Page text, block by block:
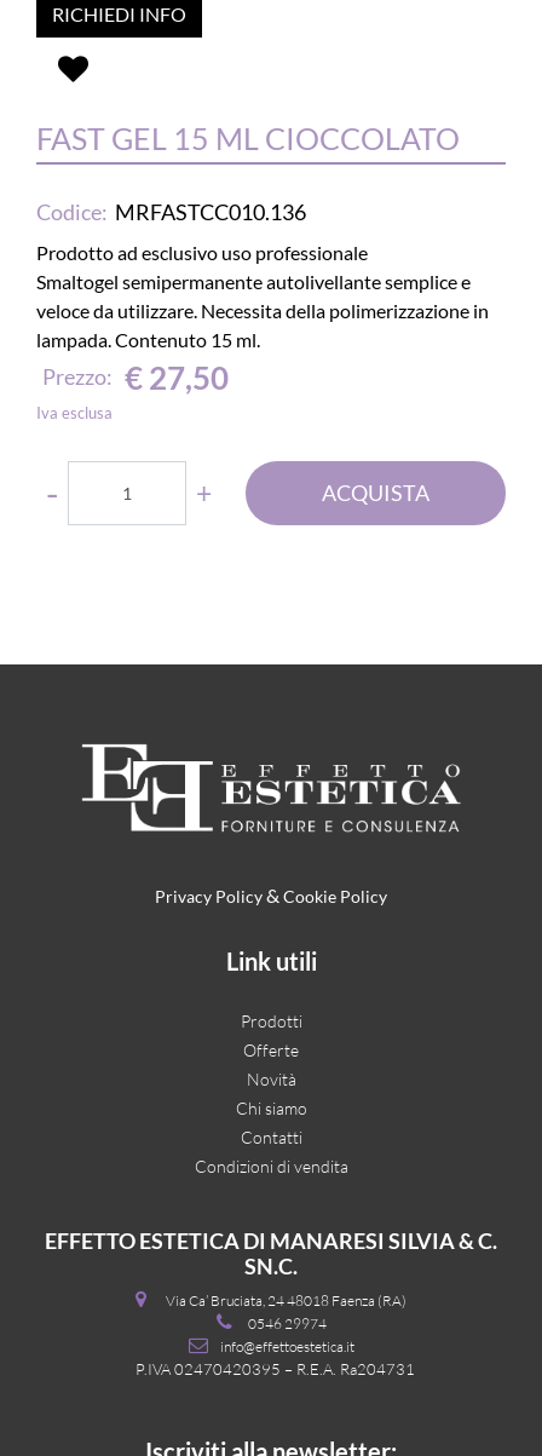
RICHIEDI INFO
FAST GEL 15 ML CIOCCOLATO
Codice: MRFASTCC010.136
Prodotto ad esclusivo uso professionale
Smaltogel semipermanente autolivellante semplice e
veloce da utilizzare. Necessita della polimerizzazione in
lampada. Contenuto 15 ml.
Prezzo: € 27,50
Iva esclusa
Quantità
ACQUISTA
Privacy Policy& Cookie Policy
Link utili
Prodotti
Offerte
Novità
Chi siamo
Contatti
Condizioni di vendita
EFFETTO ESTETICA DI MANARESI SILVIA & C.
SN.C.
Via Ca’ Bruciata, 24 48018 Faenza (RA)
0546 29974
info@effettoestetica.it
P.IVA 02470420395 – R.E.A. Ra204731